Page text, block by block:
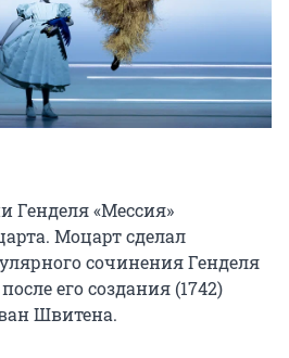
Генделя «Мессия»
Моцарт сделал
сочинения Генделя
его создания (1742)
Швитена.